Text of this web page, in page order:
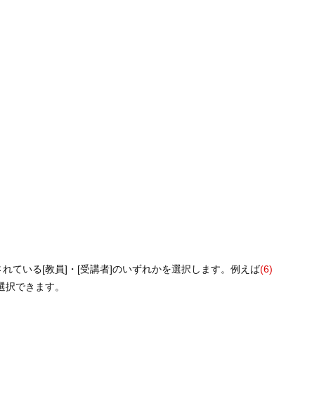
ている[教員]・[受講者]のいずれかを選択します。例えば(6)
できます。